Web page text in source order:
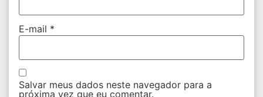
E-mail *
Salvar meus dados neste navegador para a
próxima vez que eu comentar.